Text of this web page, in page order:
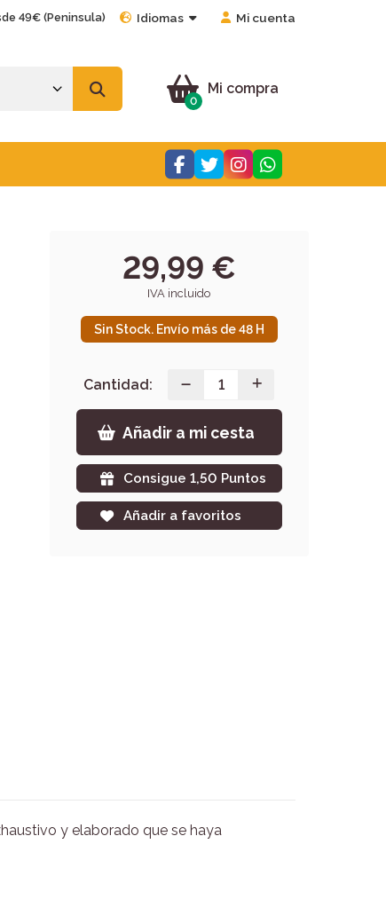
49€ (Peninsula) Idiomas Mi cuenta
Mi compra
0
29,99 €
IVA incluido
Sin Stock. Envío más de 48 H
Cantidad:
Añadir a mi cesta
Consigue 1,50 Puntos
Añadir a favoritos
y elaborado que se haya